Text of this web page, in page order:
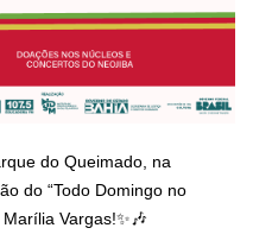
do Queimado, na
do “Todo Domingo no
Vargas!✨🎶